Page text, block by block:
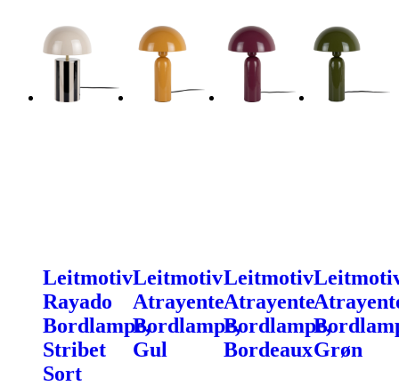
Leitmotiv
Rayado
Bordlampe,
Stribet
Sort
Leitmotiv
Atrayente
Bordlampe,
Gul
Leitmotiv
Atrayente
Bordlampe,
BordeauxGrøn